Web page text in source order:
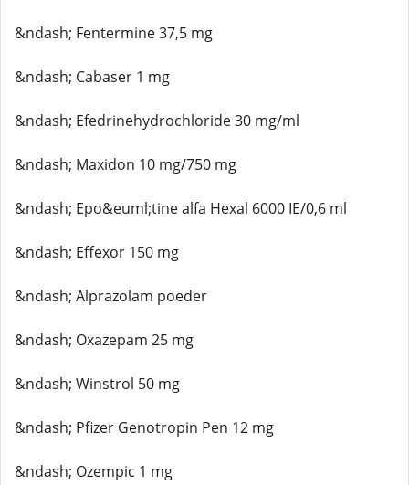
&ndash; Fentermine 37,5 mg
&ndash; Cabaser 1 mg
&ndash; Efedrinehydrochloride 30 mg/ml
&ndash; Maxidon 10 mg/750 mg
&ndash; Epo&euml;tine alfa Hexal 6000 IE/0,6 ml
&ndash; Effexor 150 mg
&ndash; Alprazolam poeder
&ndash; Oxazepam 25 mg
&ndash; Winstrol 50 mg
&ndash; Pfizer Genotropin Pen 12 mg
&ndash; Ozempic 1 mg